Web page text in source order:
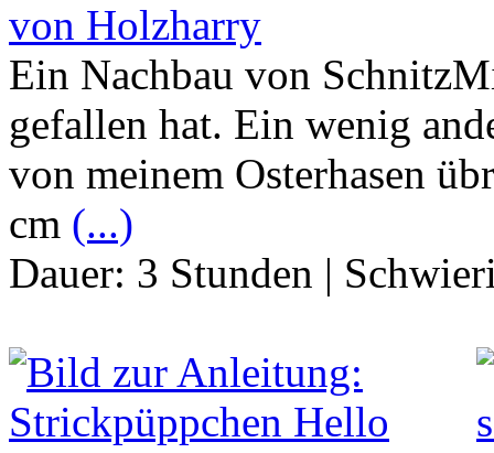
von Holzharry
Ein Nachbau von
gefallen hat. Ein wenig
von meinem Osterhasen
cm (...)
Dauer: 3 Stunden |